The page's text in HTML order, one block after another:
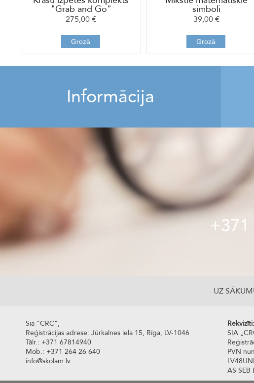
"Grab and Go"
275,00 €
Grozā
simboli
39,00 €
Grozā
Informācija
+371
UZ
Sia "CRC",
Reģistrācijas adrese: Jūrkalnes iela 15, Rīga, LV-1046
Tālr.: +371 67814940
Mob.: +371 264 26 640
info@skolam.lv
Rekvizīti:
SIA
PVN
AS SEB